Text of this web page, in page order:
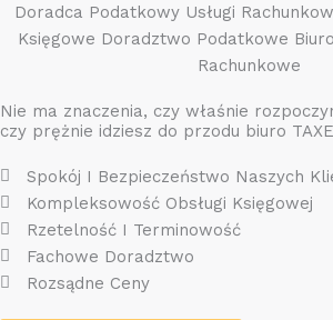
Doradca Podatkowy Usługi
Księgowe Doradztwo Podatkowe
Rachunkowe
Nie ma znaczenia, czy właśnie
czy prężnie idziesz do przodu biuro
Spokój I Bezpieczeństwo Naszych
Kompleksowość Obsługi Księgowej
Rzetelność I Terminowość
Fachowe Doradztwo
Rozsądne Ceny